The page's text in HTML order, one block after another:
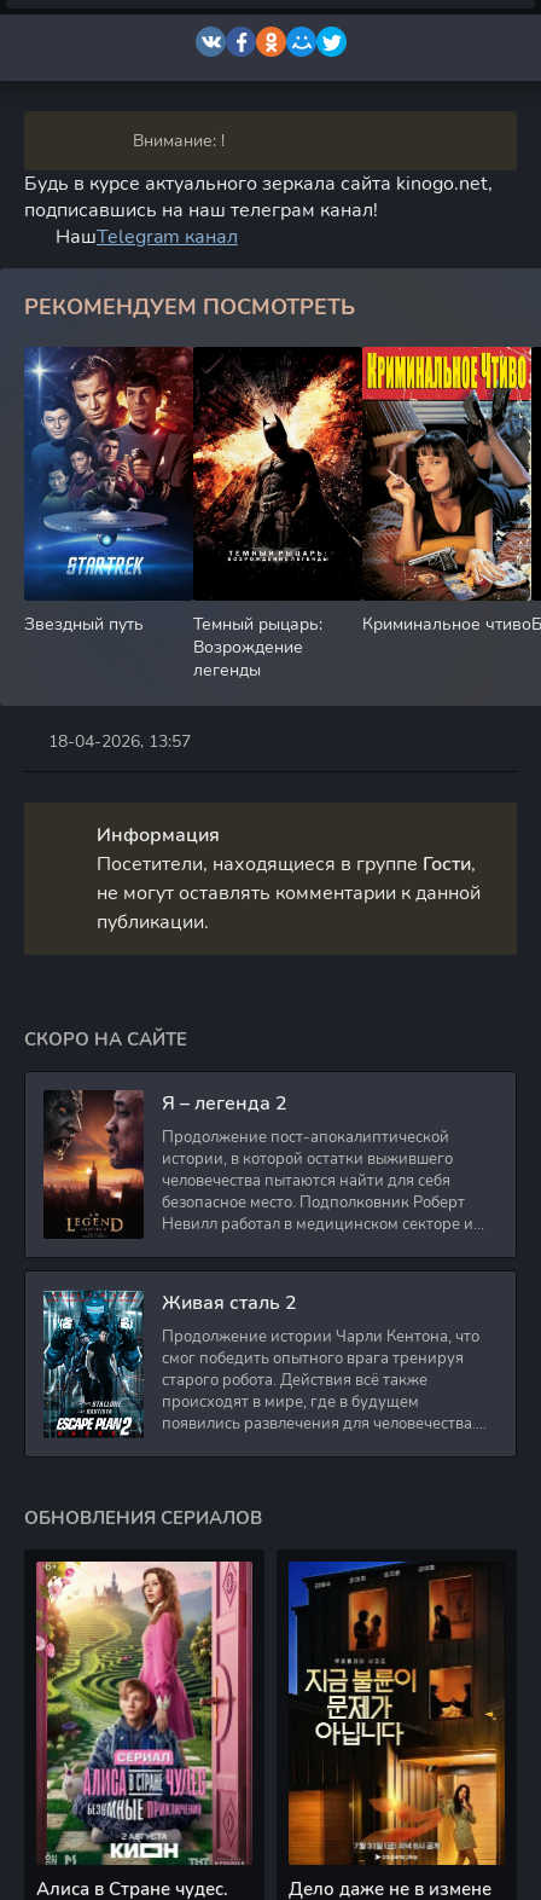
Внимание: !
Будь в курсе актуального зеркала сайта kinogo.net,
подписавшись на наш телеграм канал!
НашTelegram канал
РЕКОМЕНДУЕМ ПОСМОТРЕТЬ
Звездный путь
Темный рыцарь:
Возрождение
легенды
Криминальное чтиво
18-04-2026, 13:57
Информация
Посетители, находящиеся в группе Гости,
не могут оставлять комментарии к данной
публикации.
СКОРО НА САЙТЕ
Я – легенда 2
Продолжение пост-апокалиптической
истории, в которой остатки выжившего
человечества пытаются найти для себя
безопасное место. Подполковник Роберт
Невилл работал в медицинском секторе и
Живая сталь 2
Продолжение истории Чарли Кентона, что
смог победить опытного врага тренируя
старого робота. Действия всё также
происходят в мире, где в будущем
появились развлечения для человечества.
ОБНОВЛЕНИЯ СЕРИАЛОВ
Алиса в Стране чудес.
Дело даже не в измене